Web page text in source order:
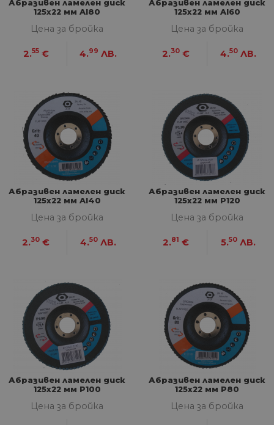
Абразивен ламелен диск
125х22 мм Al80
Цена за бройка
2.55 € 4.99 ЛВ.
Абразивен ламелен диск
125х22 мм Al60
Цена за бройка
2.30 € 4.50 ЛВ.
Абразивен ламелен диск
125х22 мм Al40
Цена за бройка
2.30 € 4.50 ЛВ.
Абразивен ламелен диск
125х22 мм P120
Цена за бройка
2.81 € 5.50 ЛВ.
Абразивен ламелен диск
125х22 мм P100
Цена за бройка
Абразивен ламелен диск
125х22 мм P80
Цена за бройка